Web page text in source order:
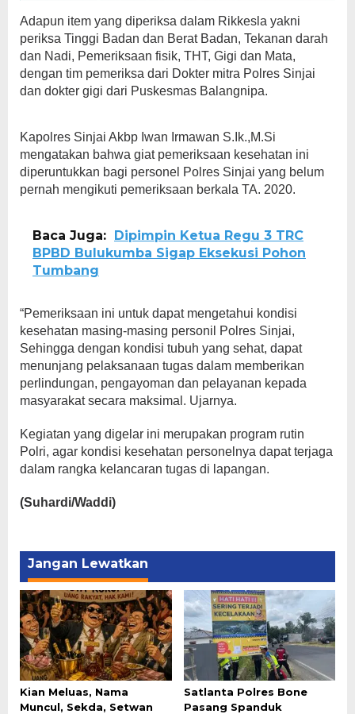
Adapun item yang diperiksa dalam Rikkesla yakni
periksa Tinggi Badan dan Berat Badan, Tekanan darah
dan Nadi, Pemeriksaan fisik, THT, Gigi dan Mata,
dengan tim pemeriksa dari Dokter mitra Polres Sinjai
dan dokter gigi dari Puskesmas Balangnipa.
Kapolres Sinjai Akbp Iwan Irmawan S.Ik.,M.Si
mengatakan bahwa giat pemeriksaan kesehatan ini
diperuntukkan bagi personel Polres Sinjai yang belum
pernah mengikuti pemeriksaan berkala TA. 2020.
Baca Juga:
Dipimpin Ketua Regu 3 TRC
BPBD Bulukumba Sigap Eksekusi Pohon
Tumbang
“Pemeriksaan ini untuk dapat mengetahui kondisi
kesehatan masing-masing personil Polres Sinjai,
Sehingga dengan kondisi tubuh yang sehat, dapat
menunjang pelaksanaan tugas dalam memberikan
perlindungan, pengayoman dan pelayanan kepada
masyarakat secara maksimal. Ujarnya.
Kegiatan yang digelar ini merupakan program rutin
Polri, agar kondisi kesehatan personelnya dapat terjaga
dalam rangka kelancaran tugas di lapangan.
(Suhardi/Waddi)
Jangan Lewatkan
Kian Meluas, Nama
Muncul, Sekda, Setwan
Satlanta Polres Bone
Pasang Spanduk